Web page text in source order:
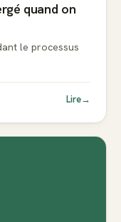
quand on
le processus
Lire→